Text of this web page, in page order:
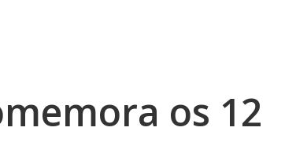
os 12